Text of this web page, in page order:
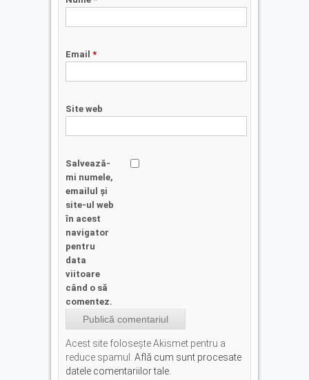
Email *
Site web
Salvează-
mi numele,
emailul și
site-ul web
în acest
navigator
pentru
data
viitoare
când o să
comentez.
Acest site folosește Akismet pentru a
reduce spamul. Află cum sunt procesate
datele comentariilor tale